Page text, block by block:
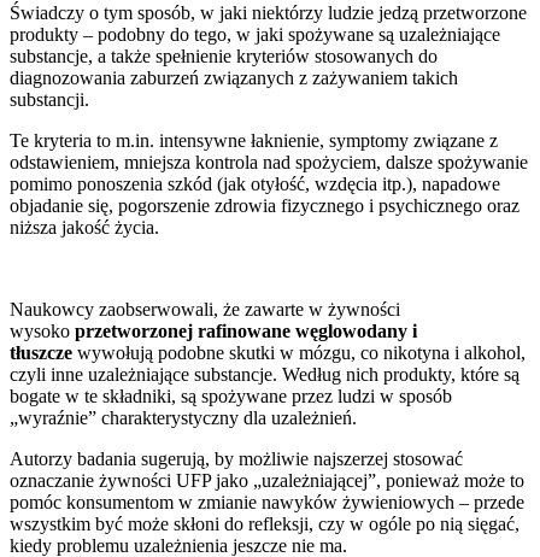
Świadczy o tym sposób, w jaki niektórzy ludzie jedzą przetworzone
produkty – podobny do tego, w jaki spożywane są uzależniające
substancje, a także spełnienie kryteriów stosowanych do
diagnozowania zaburzeń związanych z zażywaniem takich
substancji.
Te kryteria to m.in. intensywne łaknienie, symptomy związane z
odstawieniem, mniejsza kontrola nad spożyciem, dalsze spożywanie
pomimo ponoszenia szkód (jak otyłość, wzdęcia itp.), napadowe
objadanie się, pogorszenie zdrowia fizycznego i psychicznego oraz
niższa jakość życia.
Naukowcy zaobserwowali, że zawarte w żywności
wysoko przetworzonej rafinowane węglowodany i
tłuszcze wywołują podobne skutki w mózgu, co nikotyna i alkohol,
czyli inne uzależniające substancje. Według nich produkty, które są
bogate w te składniki, są spożywane przez ludzi w sposób
„wyraźnie” charakterystyczny dla uzależnień.
Autorzy badania sugerują, by możliwie najszerzej stosować
oznaczanie żywności UFP jako „uzależniającej”, ponieważ może to
pomóc konsumentom w zmianie nawyków żywieniowych – przede
wszystkim być może skłoni do refleksji, czy w ogóle po nią sięgać,
kiedy problemu uzależnienia jeszcze nie ma.